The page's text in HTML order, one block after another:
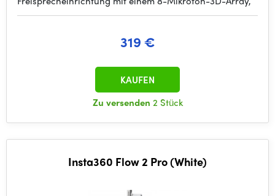
319 €
Zu versenden 2 Stück
KAUFEN
Insta360 Flow 2 Pro (White)